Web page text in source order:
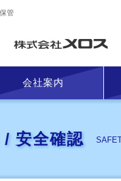
管
会社案内
安全確認